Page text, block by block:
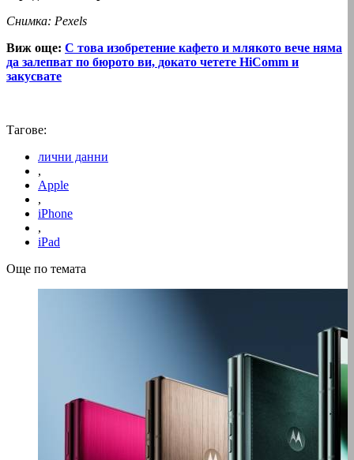
Снимка: Pexels
Виж още: С това изобретение кафето и млякото вече няма
да залепват по бюрото ви, докато четете HiComm и
закусвате
Тагове:
лични данни
,
Apple
,
iPhone
,
iPad
Още по темата